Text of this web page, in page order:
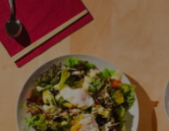
ホテル・レストラン・企業
様の大事なテーブルを傷・
汚れから守る！
プル
請求
1mm
単位
オー
ダー
サイ
ズ
見積
り
請求
書対
応
短納
期
専門
家対
応